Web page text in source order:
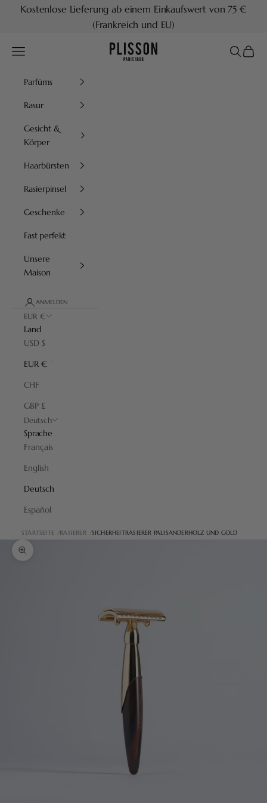
Zum Inhalt springen
Kostenlose Lieferung ab einem Einkaufswert von 75 €
(Frankreich und EU)
Plisson 1808
Menü Suchen
Parfüms
Rasur
Gesicht &
Körper
Haarbürsten
Rasierpinsel
Geschenke
Fast perfekt
Unsere
Maison
ANMELDEN
EUR €
Land
USD $
EUR €
CHF
GBP £
Deutsch
Sprache
Français
English
Deutsch
Español
STARTSEITE RASIERER SICHERHEITRASIERER PALISANDERHOLZ UND GOLD
Bild vergrößern